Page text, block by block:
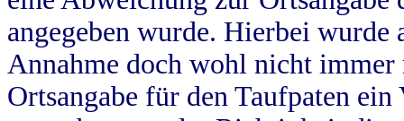
angegeben wurde. Hierbei wurde
Annahme doch wohl nicht
Ortsangabe für den Taufpaten